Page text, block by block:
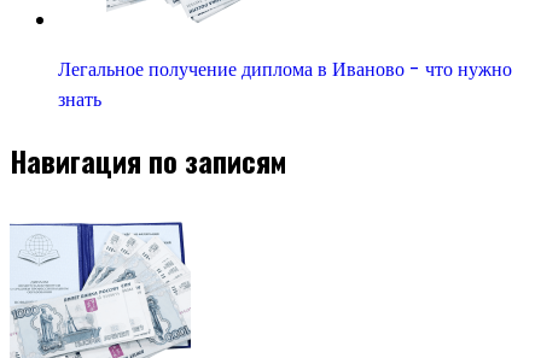
Легальное получение диплома в Иваново - что нужно
знать
Навигация по записям